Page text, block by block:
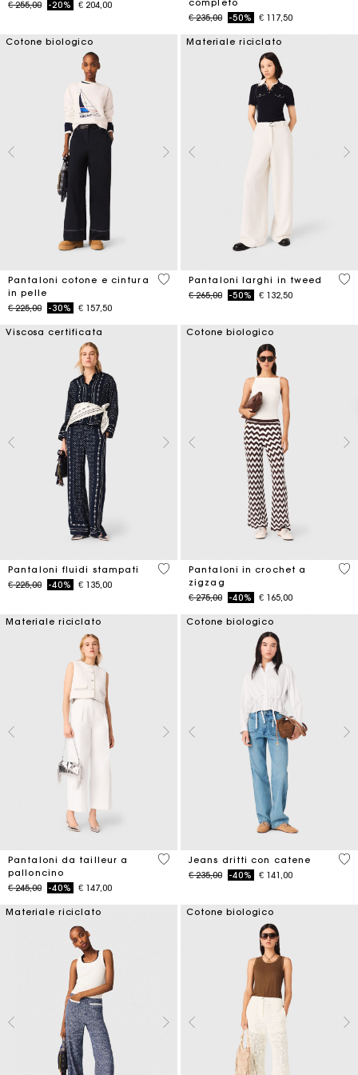
Price reduced from
€ 255,00to-20% € 204,00
completo
Price reduced from
€ 235,00to-50% € 117,50
Cotone biologico
Pantaloni cotone e cintura
in pelle
Price reduced from
€ 225,00to-30% € 157,50
5 out of 5 Customer Rating
Materiale riciclato
Pantaloni larghi in tweed
Price reduced from
€ 265,00to-50% € 132,50
5
Viscosa certificata
Pantaloni fluidi stampati
Price reduced from
€ 225,00to-40% € 135,00
5 out of 5 Customer Rating
Cotone biologico
Pantaloni in crochet a
zigzag
Price reduced from
€ 275,00to-40% € 165,00
3,7
Materiale riciclato
Pantaloni da tailleur a
palloncino
Price reduced from
€ 245,00to-40% € 147,00
4 out of 5 Customer Rating
Cotone biologico
Jeans dritti con catene
Price reduced from
€ 235,00to-40% € 141,00
4,3
Materiale riciclato Cotone biologico